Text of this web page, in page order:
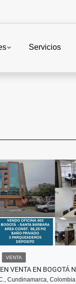
Servicios
VENTA
Cundinamarca, Colombia